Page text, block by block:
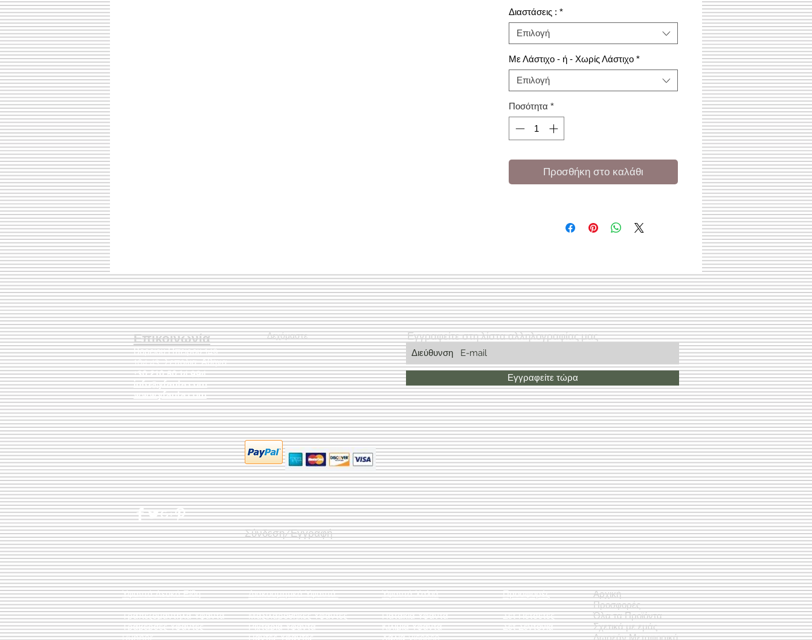
Διαστάσεις : *
Επιλογή
Με Λάστιχο - ή - Χωρίς Λάστιχο *
Επιλογή
Ποσότητα *
Προσθήκη στο καλάθι
Επικοινωνία
Βορείου Ηπείρου 149
104 43Σεπόλια,Αθήνα
+30 210 50.14.994
info@yfanta.com
www.yfanta.com
Δεχόμαστε Εγγραφείτε στη λίστα αλληλογραφίας μας
Εγγραφείτε τώρα
Σύνδεση/Εγγραφή
Διακοσμητικά Υφαντά
Μαξιλαροθήκες Υφαντές
Ριχτάρια Υφαντά
Πάντες Υφαντές
Υφαντά Λευκά Είδη
Τραπεζομάντηλα Υφαντά
Τραβέρσες Υφαντές
Runner
Προσφορές
Σετ Πετσέτες
Σετ Σεντόνια
Αρχική
Προσφορές
Όλα τα Προϊόντα
Σχετικά με εμάς
Δωρεάν Μεταφορικά
Υφαντά Χαλιά
Πατάκια Υφαντά
Κιλίμια Υφαντά
Χαλιά Viscose